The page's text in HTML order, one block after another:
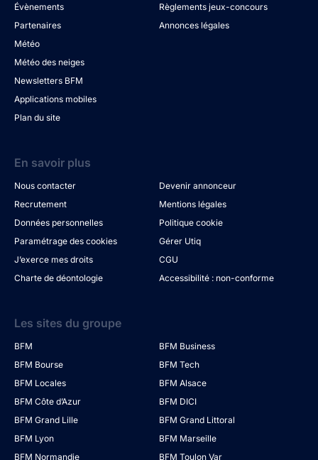
Évènements
Partenaires
Météo
Météo des neiges
Newsletters BFM
Applications mobiles
Plan du site
Règlements jeux-concours
Annonces légales
En savoir plus
Nous contacter
Devenir annonceur
Recrutement
Mentions légales
Données personnelles
Politique cookie
Paramétrage des cookies
Gérer Utiq
J’exerce mes droits
CGU
Charte de déontologie
Accessibilité : non-conforme
Les sites du groupe
BFM
BFM Business
BFM Bourse
BFM Tech
BFM Locales
BFM Alsace
BFM Côte d’Azur
BFM DICI
BFM Grand Lille
BFM Grand Littoral
BFM Lyon
BFM Marseille
BFM Normandie
BFM Toulon Var